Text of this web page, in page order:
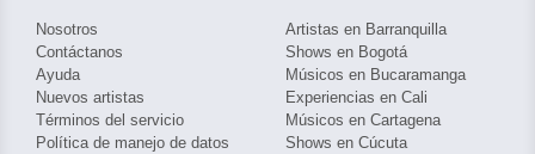
Nosotros
Contáctanos
Ayuda
Nuevos artistas
Términos del servicio
Política de manejo de datos
Artistas en Barranquilla
Shows en Bogotá
Músicos en Bucaramanga
Experiencias en Cali
Músicos en Cartagena
Shows en Cúcuta